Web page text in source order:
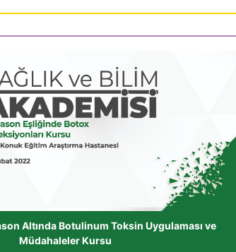
Altında Botulinum Toksin Uygulaması ve
Müdahaleler Kursu